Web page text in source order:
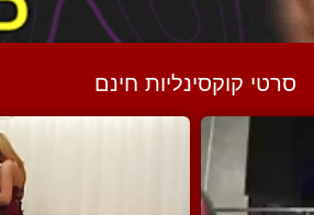
סרטי קוקסינליות חינם